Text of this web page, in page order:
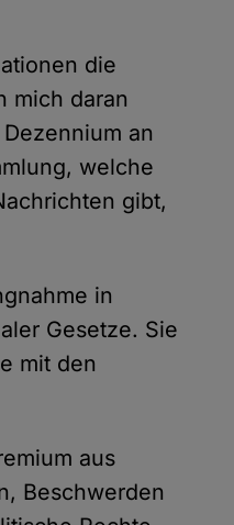
die
mich daran
an
welche
gibt,
in
Gesetze. Sie
mit den
aus
Beschwerden